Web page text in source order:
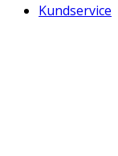
Kundservice